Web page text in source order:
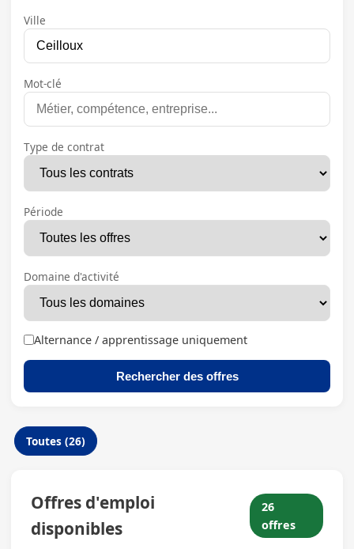
Ville
Mot-clé
Type de contrat
Période
Domaine d'activité
Alternance / apprentissage uniquement
Rechercher des offres
Toutes (26)
Offres d'emploi
disponibles
26
offres